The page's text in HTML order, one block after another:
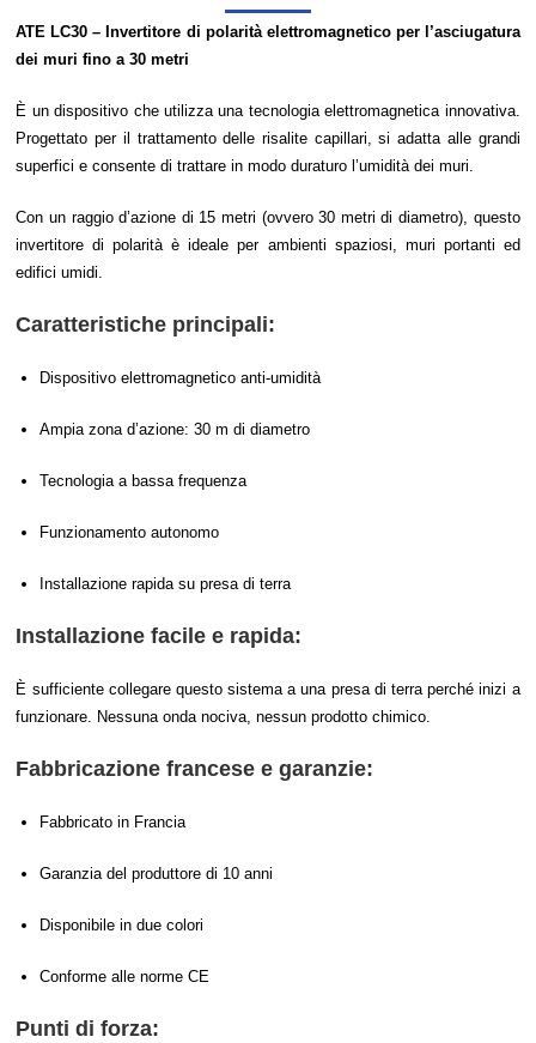
ATE LC30 – Invertitore di polarità elettromagnetico per l’asciugatura
dei muri fino a 30 metri
È un dispositivo che utilizza una tecnologia elettromagnetica innovativa.
Progettato per il trattamento delle risalite capillari, si adatta alle grandi
superfici e consente di trattare in modo duraturo l’umidità dei muri.
Con un raggio d’azione di 15 metri (ovvero 30 metri di diametro), questo
invertitore di polarità è ideale per ambienti spaziosi, muri portanti ed
edifici umidi.
Caratteristiche principali:
Dispositivo elettromagnetico anti-umidità
Ampia zona d’azione: 30 m di diametro
Tecnologia a bassa frequenza
Funzionamento autonomo
Installazione rapida su presa di terra
Installazione facile e rapida:
È sufficiente collegare questo sistema a una presa di terra perché inizi a
funzionare. Nessuna onda nociva, nessun prodotto chimico.
Fabbricazione francese e garanzie:
Fabbricato in Francia
Garanzia del produttore di 10 anni
Disponibile in due colori
Conforme alle norme CE
Punti di forza: